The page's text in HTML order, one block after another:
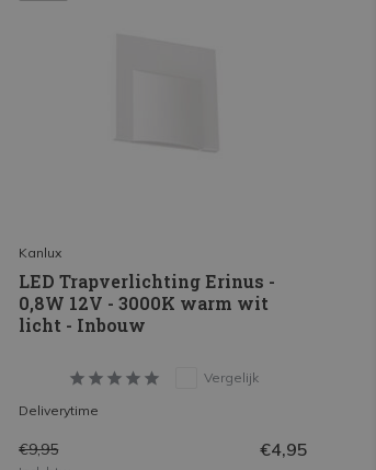
Kanlux
LED Trapverlichting Erinus -
0,8W 12V - 3000K warm wit
licht - Inbouw
Vergelijk
Deliverytime
€9,95 €4,95